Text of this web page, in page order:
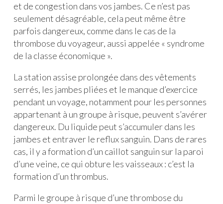
et de congestion dans vos jambes. Ce n’est pas
seulement désagréable, cela peut même être
parfois dangereux, comme dans le cas de la
thrombose du voyageur, aussi appelée « syndrome
de la classe économique ».
La station assise prolongée dans des vêtements
serrés, les jambes pliées et le manque d’exercice
pendant un voyage, notamment pour les personnes
appartenant à un groupe à risque, peuvent s’avérer
dangereux. Du liquide peut s’accumuler dans les
jambes et entraver le reflux sanguin. Dans de rares
cas, il y a formation d’un caillot sanguin sur la paroi
d’une veine, ce qui obture les vaisseaux : c’est la
formation d’un thrombus.
Parmi le groupe à risque d’une thrombose du